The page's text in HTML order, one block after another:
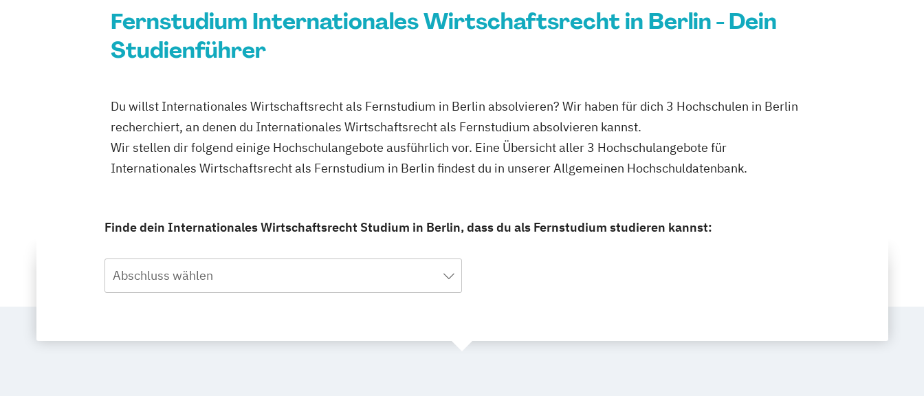
Fernstudium Internationales Wirtschaftsrecht in Berlin - Dein
Studienführer
Du willst Internationales Wirtschaftsrecht als Fernstudium in Berlin absolvieren? Wir haben für dich 3 Hochschulen in Berlin
recherchiert, an denen du Internationales Wirtschaftsrecht als Fernstudium absolvieren kannst.
Wir stellen dir folgend einige Hochschulangebote ausführlich vor. Eine Übersicht aller 3 Hochschulangebote für
Internationales Wirtschaftsrecht als Fernstudium in Berlin findest du in unserer Allgemeinen Hochschuldatenbank.
Finde dein Internationales Wirtschaftsrecht Studium in Berlin, dass du als Fernstudium studieren kannst:
Abschluss wählen